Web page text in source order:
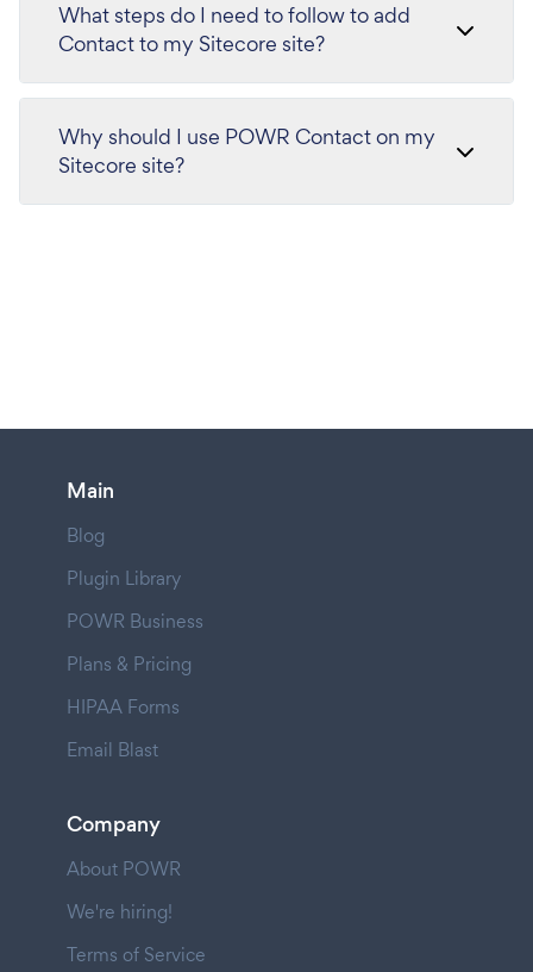
What steps do I need to follow to add
Contact to my Sitecore site?
Why should I use POWR Contact on my
Sitecore site?
Main
Blog
Plugin Library
POWR Business
Plans & Pricing
HIPAA Forms
Email Blast
Company
About POWR
We're hiring!
Terms of Service